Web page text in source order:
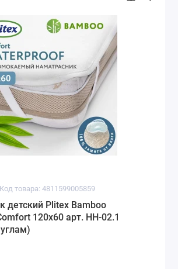
Код товара: 4811599005859
детский Plitex Bamboo
120х60 арт. НН-02.1